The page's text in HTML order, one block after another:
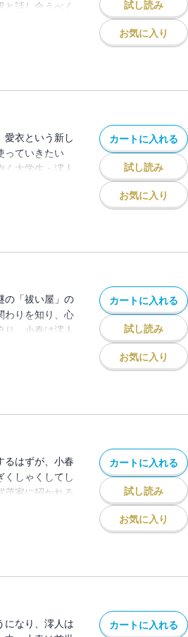
話し合うべく
試し読み
お気に入り
愛衣という新し
っていきたい
大学生・澪人
カートに入れる
試し読み
お気に入り
の「祓い屋」の
わりを知り、心
、小春は澪人
カートに入れる
試し読み
お気に入り
るはずが、小春
くしゃくしてし
茂家に招かれる
カートに入れる
試し読み
お気に入り
になり、澪人は
カートに入れる